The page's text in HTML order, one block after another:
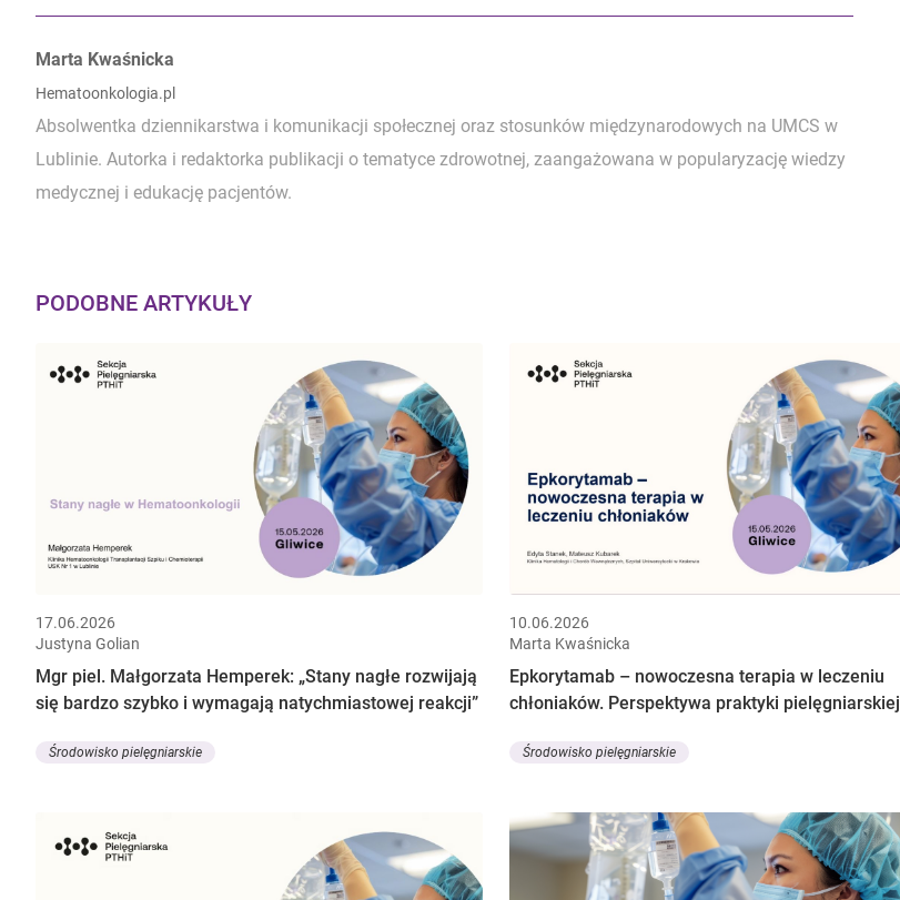
Autorzy:
Marta Kwaśnicka
Hematoonkologia.pl
Absolwentka dziennikarstwa i komunikacji społecznej oraz stosunków międzynarodowych na UMCS w
Lublinie. Autorka i redaktorka publikacji o tematyce zdrowotnej, zaangażowana w popularyzację wiedzy
medycznej i edukację pacjentów.
PODOBNE ARTYKUŁY
17.06.2026
Justyna Golian
Mgr piel. Małgorzata Hemperek: „Stany nagłe rozwijają
się bardzo szybko i wymagają natychmiastowej reakcji”
Środowisko pielęgniarskie
10.06.2026
Marta Kwaśnicka
Epkorytamab – nowoczesna terapia w leczeniu
chłoniaków. Perspektywa praktyki pielęgniarskiej
Środowisko pielęgniarskie